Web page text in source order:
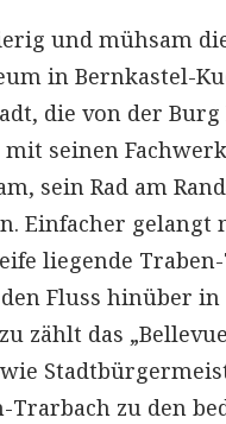
und mühsam
in Bernkastel-
die von der
seinen
sein Rad am
Einfacher gelangt
liegende
Fluss hinüber
zählt das
Trarbach zu den